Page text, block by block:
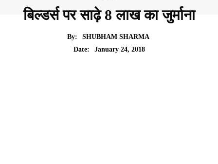
बिल्डर्स पर साढ़े 8 लाख का जुर्माना
By:
SHUBHAM SHARMA
Date:
January 24, 2018